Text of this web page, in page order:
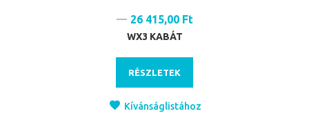
26 415,00 Ft
WX3 KABÁT
RÉSZLETEK
Kívánságlistához